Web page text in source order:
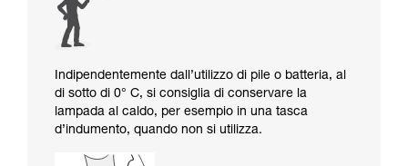
Indipendentemente dall’utilizzo di pile o batteria, al
di sotto di 0° C, si consiglia di conservare la
lampada al caldo, per esempio in una tasca
d’indumento, quando non si utilizza.